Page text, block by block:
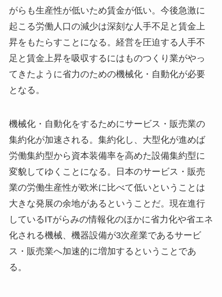
がらも生産性が低いため賃金が低い。今後急激に
起こる労働人口の減少は深刻な人手不足と賃金上
昇をもたらすことになる。経営を圧迫する人手不
足と賃金上昇を吸収するにはものつくり業がやっ
てきたように省力のための機械化・自動化が必要
となる。
機械化・自動化をするためにサービス・販売業の
集約化が加速される。集約化し、大型化が進めば
労働集約型から資本装備率を高めた設備集約型に
変貌してゆくことになる。日本のサービス・販売
業の労働生産性が欧米に比べて低いということは
大きな発展の余地があるということだ。現在進行
しているITがらみの情報化のほかに省力化や省エネ
化される機械、機器設備が3次産業であるサービ
ス・販売業へ加速的に増加するということであ
る。